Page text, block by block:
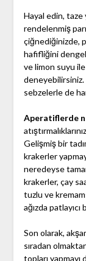
Hayal edin,
rendelenmiş
çiğnediğinizde,
hafifliğini
ve limon suyu ile
deneyebilirsiniz.
sebzelerle de
Aperatiflerde
Gelişmiş bir
krakerler
neredeyse
krakerler, çay
tuzlu ve
ağızda
Son olarak,
sıradan
topları yapmayı